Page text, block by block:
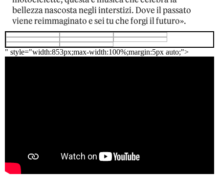
bellezza nascosta negli interstizi. Dove il passato
viene reimmaginato e sei tu che forgi il futuro».
" style="width:853px;max-width:100%;margin:5px auto;">